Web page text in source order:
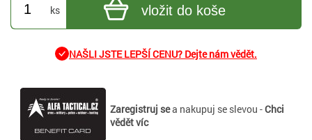
ks vložit do koše
NAŠLI JSTE LEPŠÍ CENU? Dejte nám vědět.
Zaregistruj sea nakupuj se slevou -Chci
vědět víc